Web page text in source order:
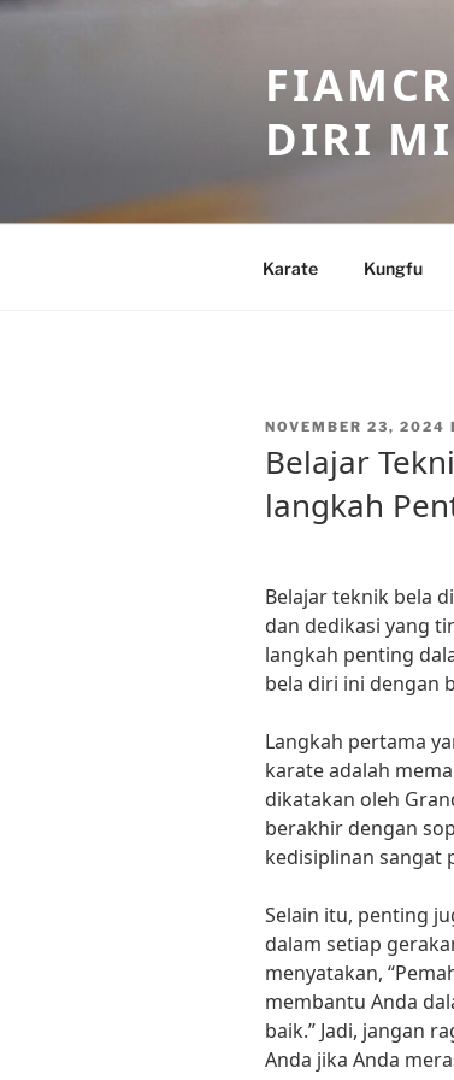
Skip
DIRI
Karate Kungfu
POSTED
NOVEMBER 23, 2024
Belajar
langkah
Belajar teknik bela
dan dedikasi yang
langkah penting
bela diri ini dengan
Langkah pertama
karate adalah
dikatakan oleh
berakhir dengan
kedisiplinan sangat
Selain itu, penting
dalam setiap
menyatakan,
membantu Anda
baik.” Jadi, jangan
Anda jika Anda